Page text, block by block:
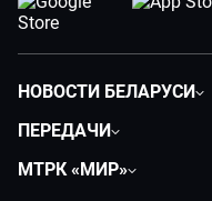
НОВОСТИ БЕЛАРУСИ
Экономика
ПЕРЕДАЧИ
МТРК «МИР»